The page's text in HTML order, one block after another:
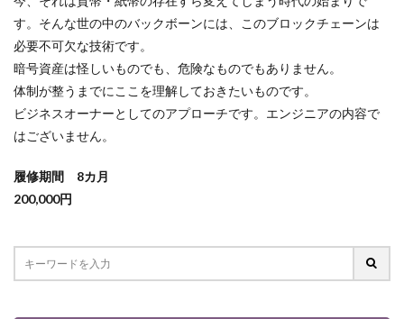
す。そんな世の中のバックボーンには、このブロックチェーンは
必要不可欠な技術です。
暗号資産は怪しいものでも、危険なものでもありません。
体制が整うまでにここを理解しておきたいものです。
ビジネスオーナーとしてのアプローチです。エンジニアの内容で
はございません。
履修期間 8カ月
200,000円